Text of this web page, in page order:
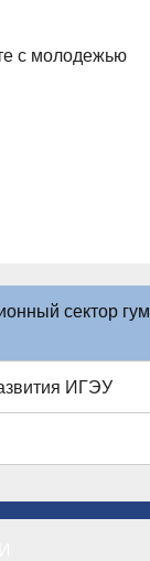
с молодежью
сектор
ИГЭУ